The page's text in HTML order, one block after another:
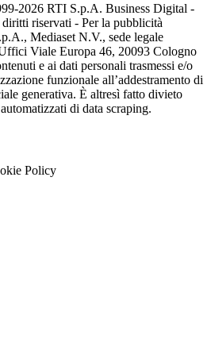
2026 RTI S.p.A. Business Digital -
riservati - Per la pubblicità
Mediaset N.V., sede legale
Viale Europa 46, 20093 Cologno
e ai dati personali trasmessi e/o
funzionale all’addestramento di
generativa. È altresì fatto divieto
di data scraping.
Policy